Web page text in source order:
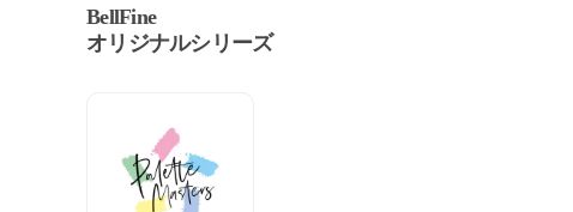
BellFine
オリジナルシリーズ